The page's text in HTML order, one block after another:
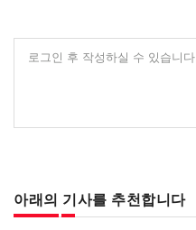
로그인 후 작성하실 수 있습니다
아래의 기사를 추천합니다